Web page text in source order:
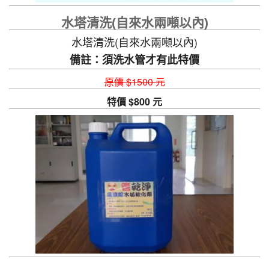
水塔清洗(自來水兩噸以內)
水塔清洗(自來水兩噸以內)
備註：須洗水管才有此特價
原價 $1500 元
特價 $800 元